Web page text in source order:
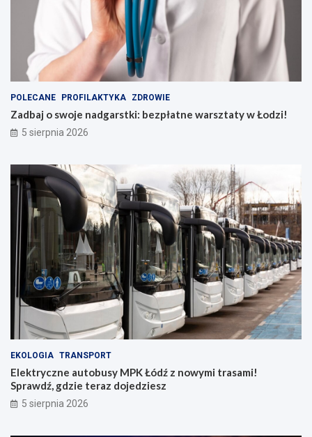
POLECANE PROFILAKTYKA ZDROWIE
Zadbaj o swoje nadgarstki: bezpłatne warsztaty w Łodzi!
5 sierpnia 2026
EKOLOGIA TRANSPORT
Elektryczne autobusy MPK Łódź z nowymi trasami!
Sprawdź, gdzie teraz dojedziesz
5 sierpnia 2026